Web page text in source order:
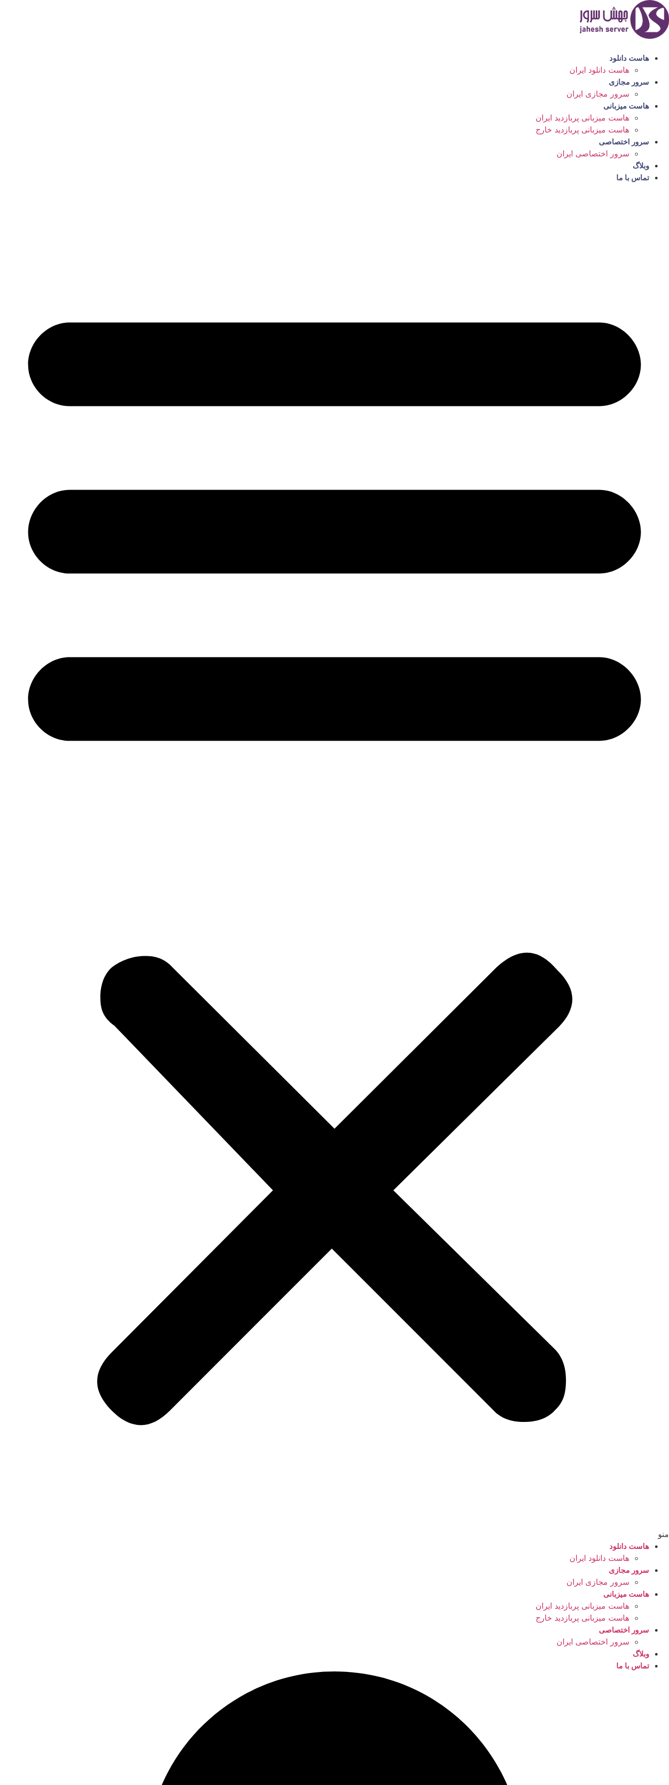
پرش
به
محتوا
هاست دانلود
هاست دانلود ایران
سرور مجازی
سرور مجازی ایران
هاست میزبانی
هاست میزبانی پربازدید ایران
هاست میزبانی پربازدید خارج
سرور اختصاصی
سرور اختصاصی ایران
وبلاگ
تماس با ما
منو
هاست دانلود
هاست دانلود ایران
سرور مجازی
سرور مجازی ایران
هاست میزبانی
هاست میزبانی پربازدید ایران
هاست میزبانی پربازدید خارج
سرور اختصاصی
سرور اختصاصی ایران
وبلاگ
تماس با ما